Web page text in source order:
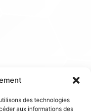
des technologies
aux informations des